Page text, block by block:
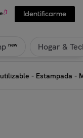
Identificarme
new Hogar &
- Estampada -